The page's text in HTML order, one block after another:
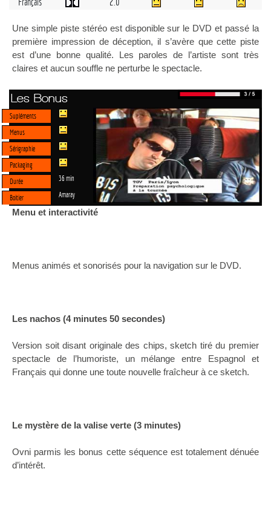
Une simple piste stéréo est disponible sur le DVD et passé la
première impression de déception, il s’avère que cette piste
est d’une bonne qualité. Les paroles de l’artiste sont très
claires et aucun souffle ne perturbe le spectacle.
Les Bonus
Supléments
Menus
Sérigraphie
Packaging
Durée
36 min
Boitier Amaray
Menu et interactivité
Menus animés et sonorisés pour la navigation sur le DVD.
Les nachos (4 minutes 50 secondes)
Version soit disant originale des chips, sketch tiré du premier
spectacle de l’humoriste, un mélange entre Espagnol et
Français qui donne une toute nouvelle fraîcheur à ce sketch.
Le mystère de la valise verte (3 minutes)
Ovni parmis les bonus cette séquence est totalement dénuée
d’intérêt.